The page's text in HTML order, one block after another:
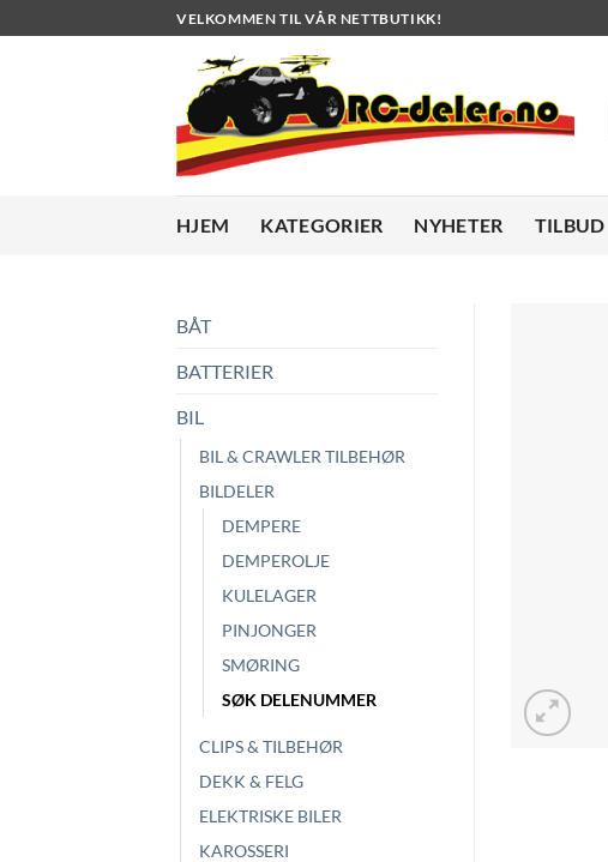
to
VELKOMMEN TIL VÅR NETTBUTIKK!
HJEM KATEGORIER NYHETER TILBUD
BÅT
BATTERIER
BIL
BIL & CRAWLER TILBEHØR
BILDELER
DEMPERE
DEMPEROLJE
KULELAGER
PINJONGER
SMØRING
SØK DELENUMMER
CLIPS & TILBEHØR
DEKK & FELG
ELEKTRISKE BILER
KAROSSERI